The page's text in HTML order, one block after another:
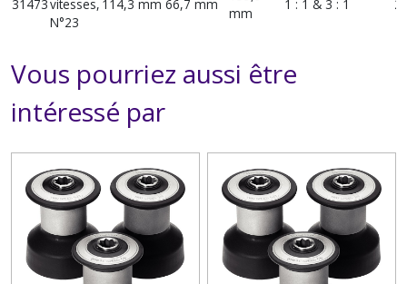
31473vitesses,
N°23
114,3 mm 66,7 mm
mm
1 : 1 & 3 : 1
Vous pourriez aussi être
intéressé par